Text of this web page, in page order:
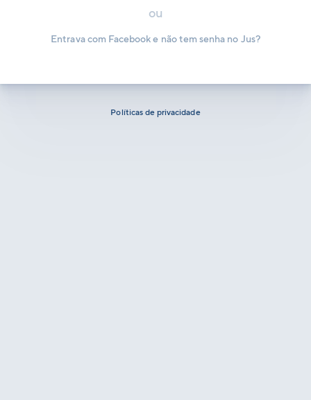
ou
Entrava com Facebook e não tem senha no Jus?
Políticas de privacidade